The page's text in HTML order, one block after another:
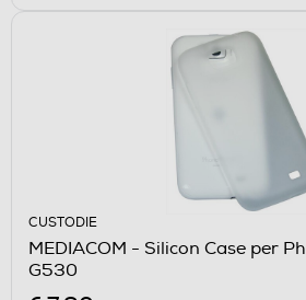
CUSTODIE
MEDIACOM - Silicon Case per
G530